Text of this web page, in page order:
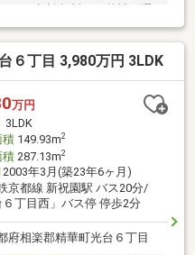
ザー＆ファイナンシャルプ
不安な方でも安心２．購入
地域に不安な方でも安心
チームも完備
６丁目 3,980万円 3LDK
万円
3LDK
積149.93m2
積287.13m2
2003年3月(築23年6ヶ月)
京都線 新祝園駅 バス20分/
６丁目西」バス停 停歩2分
府相楽郡精華町光台６丁目